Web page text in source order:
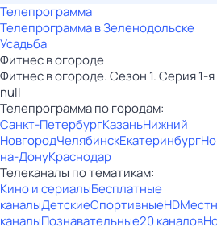
Телепрограмма
Телепрограмма в Зеленодольске
Усадьба
Фитнес в огороде
Фитнес в огороде. Сезон 1. Серия 1-я
null
Телепрограмма по городам:
Санкт-ПетербургКазаньНижний
НовгородЧелябинскЕкатеринбург
на-ДонуКраснодар
Телеканалы по тематикам:
Кино и сериалыБесплатные
каналыДетскиеСпортивныеHD
каналыПознавательные20 каналов